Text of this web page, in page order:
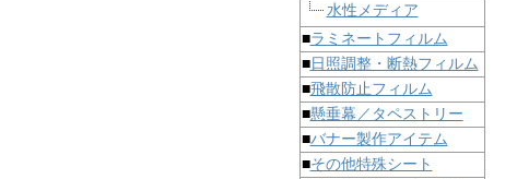
水性メディア
■ラミネートフィルム
■日照調整・断熱フィルム
■飛散防止フィルム
■懸垂幕／タペストリー
■バナー製作アイテム
■その他特殊シート